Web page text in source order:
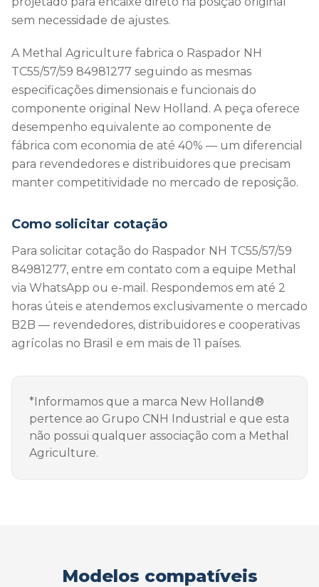
sem necessidade de ajustes.
A Methal Agriculture fabrica o Raspador NH
TC55/57/59 84981277 seguindo as mesmas
especificações dimensionais e funcionais do
componente original New Holland. A peça oferece
desempenho equivalente ao componente de
fábrica com economia de até 40% — um diferencial
para revendedores e distribuidores que precisam
manter competitividade no mercado de reposição.
Como solicitar cotação
Para solicitar cotação do Raspador NH TC55/57/59
84981277, entre em contato com a equipe Methal
via WhatsApp ou e-mail. Respondemos em até 2
horas úteis e atendemos exclusivamente o mercado
B2B — revendedores, distribuidores e cooperativas
agrícolas no Brasil e em mais de 11 países.
*Informamos que a marca New Holland®
pertence ao Grupo CNH Industrial e que esta
não possui qualquer associação com a Methal
Agriculture.
Modelos compatíveis